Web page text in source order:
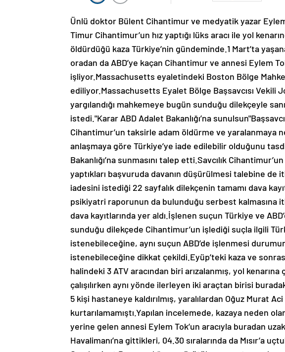
Ünlü doktor Bülent Cihantimur ve medyatik yazar
Timur Cihantimur’un hız yaptığı lüks aracı ile yol
öldürdüğü kaza Türkiye’nin gündeminde.1 Mart’ta
oradan da ABD’ye kaçan Cihantimur ve annesi Eylem
işliyor.Massachusetts eyaletindeki Boston Bölge
ediliyor.Massachusetts Eyalet Bölge Başsavcısı Vekili
yargılandığı mahkemeye bugün sunduğu dilekçeyle
istedi."Karar ABD Adalet Bakanlığı’na
Cihantimur’un taksirle adam öldürme ve yaralanmaya
anlaşmaya göre Türkiye’ye iade edilebilir olduğunu
Bakanlığı’na sunmasını talep etti.Savcılık
yaptıkları başvuruda davanın düşürülmesi talebine de
iadesini istediği 22 sayfalık dilekçenin tamamı dava
psikiyatri raporunun da bulunduğu serbest kalmasına
dava kayıtlarında yer aldı.İşlenen suçun Türkiye ve
sunduğu dilekçede Cihantimur’un işlediği suçla ilgili
istenebileceğine, aynı suçun ABD’de işlenmesi
istenebileceğine dikkat çekildi.Eyüp’teki kaza ve
halindeki 3 ATV aracından biri arızalanmış, yol
çalışılırken aynı yönde ilerleyen iki araçtan birisi
5 kişi hastaneye kaldırılmış, yaralılardan Oğuz Murat
kurtarılamamıştı.Yapılan incelemede, kazaya neden
yerine gelen annesi Eylem Tok’un aracıyla buradan
Havalimanı’na gittikleri, 04.30 sıralarında da Mısır’a